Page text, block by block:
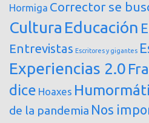
Hormiga Corrector se
Cultura Educación
Entrevistas Escritores y gigantes
Experiencias 2.0
dice Hoaxes
de la pandemia Nos